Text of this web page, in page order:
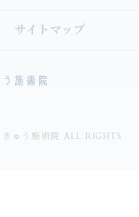
サイトマップ
ゅう施術院 ALL RIGHTS